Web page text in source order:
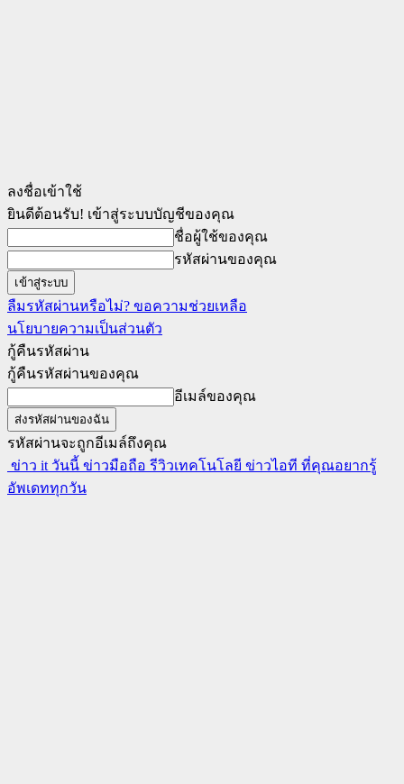
ลงชื่อเข้าใช้
ยินดีต้อนรับ! เข้าสู่ระบบบัญชีของคุณ
ชื่อผู้ใช้ของคุณ
รหัสผ่านของคุณ
ลืมรหัสผ่านหรือไม่? ขอความช่วยเหลือ
นโยบายความเป็นส่วนตัว
กู้คืนรหัสผ่าน
กู้คืนรหัสผ่านของคุณ
อีเมล์ของคุณ
รหัสผ่านจะถูกอีเมล์ถึงคุณ
ข่าว it วันนี้ ข่าวมือถือ รีวิวเทคโนโลยี ข่าวไอที ที่คุณอยากรู้
อัพเดททุกวัน